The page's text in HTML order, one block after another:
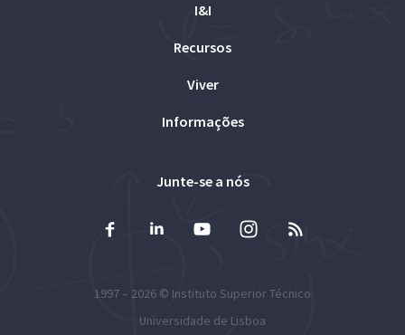
I&I
Recursos
Viver
Informações
Junte-se a nós
1997 – 2026 © Instituto Superior Técnico
Universidade de Lisboa